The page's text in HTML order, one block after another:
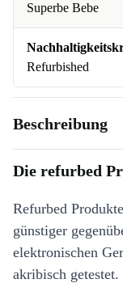
Superbe Bebe
Refurbished
Beschreibung
Die refurbed
Refurbed
günstiger
elektronischen
akribisch